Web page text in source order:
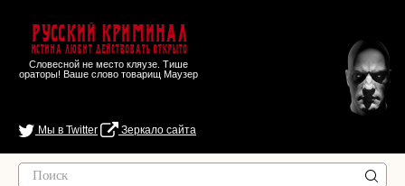
Русский Криминал
Истина любит действовать открыто
Словесной не место кляузе. Тише
ораторы! Ваше слово товарищ Маузер
Мы в Twitter Зеркало сайта